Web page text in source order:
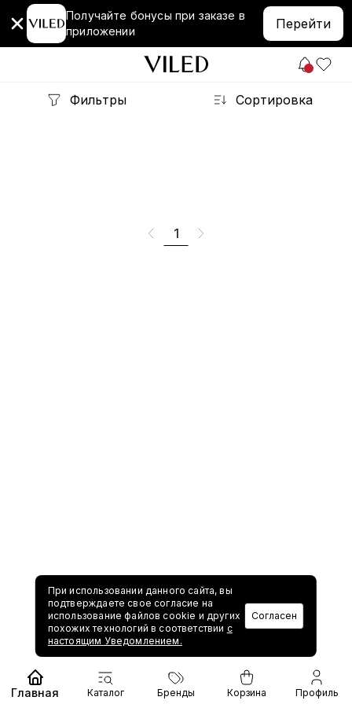
Получайте бонусы при заказе в
приложении
Перейти
Фильтры Сортировка
1
При использовании данного сайта, вы
подтверждаете свое согласие на
использование файлов cookie и других
похожих технологий в соответствии с
настоящим Уведомлением.
Согласен
Главная Каталог Бренды Корзина Профиль